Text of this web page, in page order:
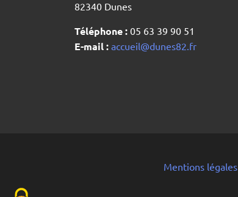
82340 Dunes
Téléphone : 05 63 39 90 51
E-mail : accueil@dunes82.fr
Mentions légales